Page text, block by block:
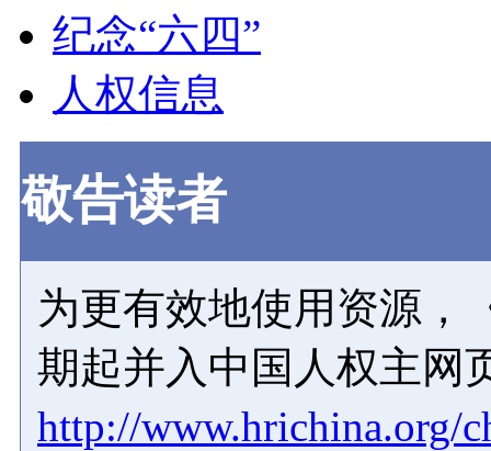
纪念“六四”
人权信息
敬告读者
为更有效地使用资源，
期起并入中国人权主网
http://www.hrichina.org/